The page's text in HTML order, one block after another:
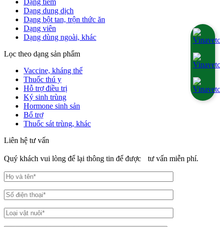
Dạng tiêm
Dạng dung dịch
Dạng bột tan, trộn thức ăn
Dạng viên
Dạng dùng ngoài, khác
Lọc theo dạng sản phẩm
Vaccine, kháng thể
Thuốc thú y
Hỗ trợ điều trị
Ký sinh trùng
Hormone sinh sản
Bổ trợ
Thuốc sát trùng, khác
Liên hệ tư vấn
Quý khách vui lòng để lại thông tin để được tư vấn miễn phí.